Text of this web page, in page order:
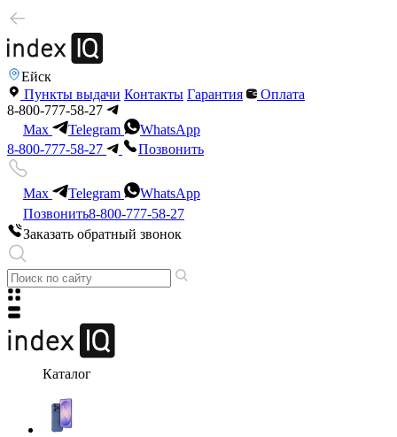
Ейск
Пункты выдачи Контакты Гарантия
Оплата
8-800-777-58-27
Max
Telegram
WhatsApp
8-800-777-58-27
Позвонить
Max Telegram
WhatsApp
Позвонить8-800-777-58-27
Заказать обратный звонок
Каталог